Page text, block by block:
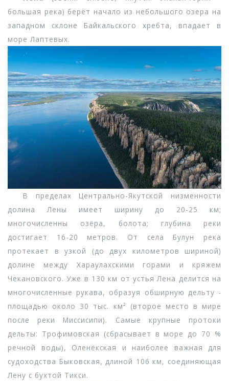
большая река) берёт начало из небольшого озера на
западном склоне Байкальского хребта, впадает в
море Лаптевых.
В пределах Центрально-Якутской низменности
долина Лены имеет ширину до 20-25 км;
многочисленны озёра, болота; глубина реки
достигает 16-20 метров. От села Булун река
протекает в узкой (до двух километров шириной)
долине между Хараулахскими горами и кряжем
Чекановского. Уже в 130 км от устья Лена делится на
многочисленные рукава, образуя обширную дельту -
площадью около 30 тыс. км² (второе место в мире
после реки Миссисипи). Самые крупные протоки
дельты: Трофимовская (сбрасывает в море до 70 %
речной воды), Оленёкская и наиболее важная для
судоходства Быковская, длиной 106 км, соединяющая
Лену с бухтой Тикси.